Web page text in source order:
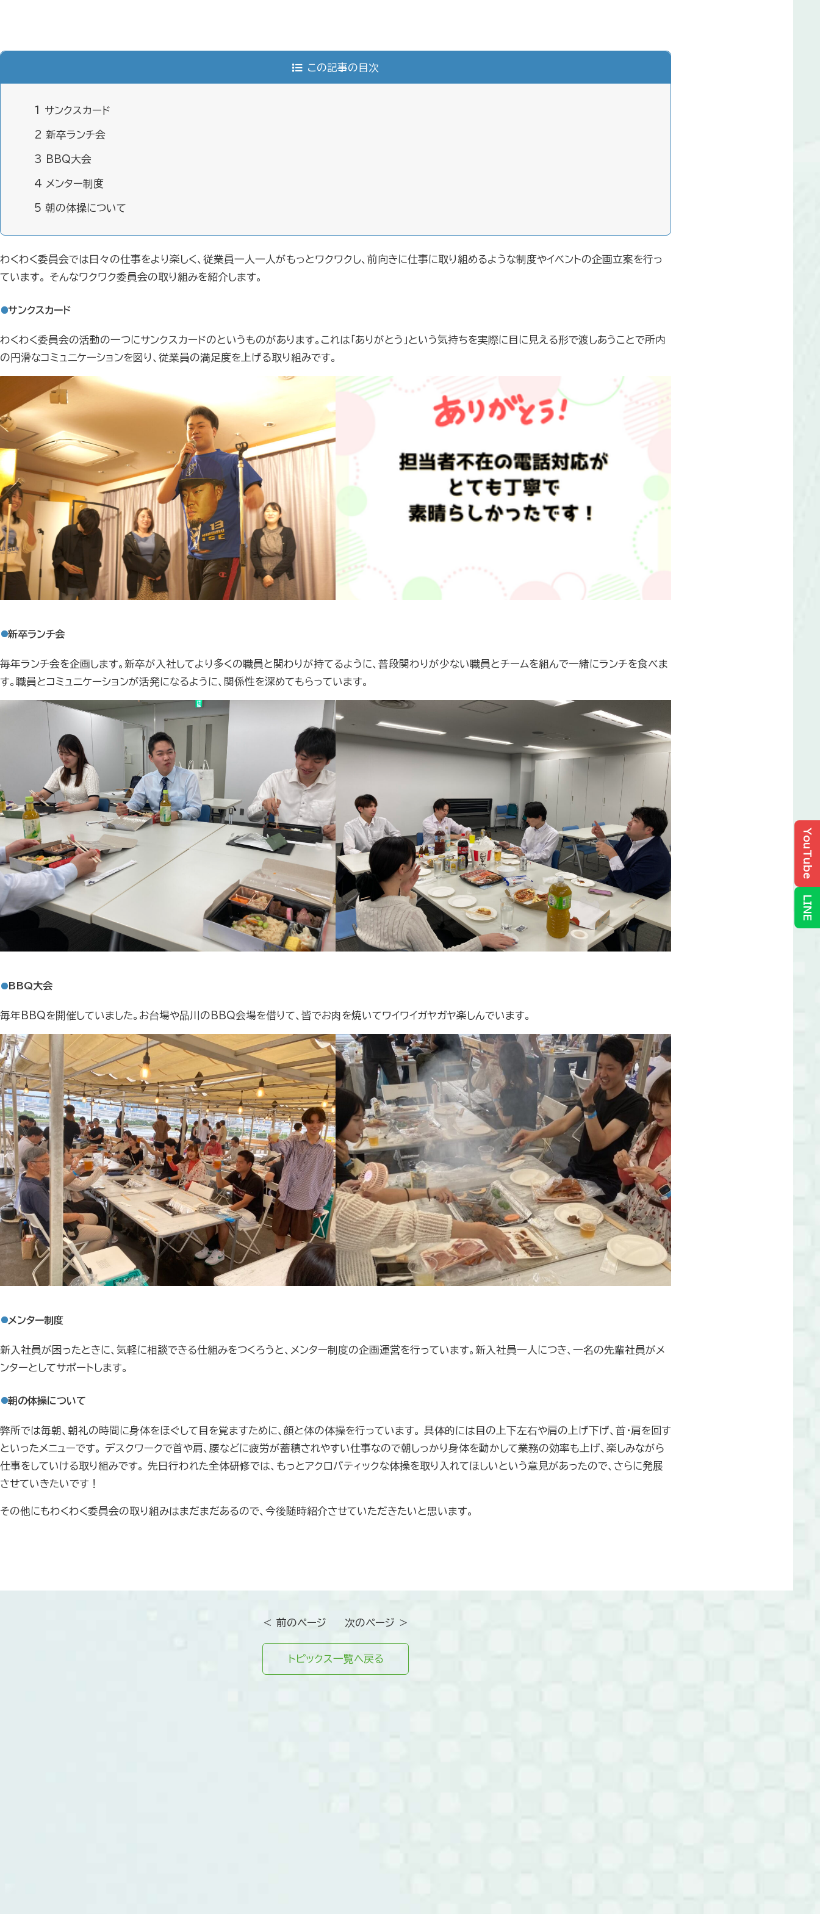
この記事の目次
1 サンクスカード
2 新卒ランチ会
3 BBQ大会
4 メンター制度
5 朝の体操について
わくわく委員会では日々の仕事をより楽しく、従業員一人一人がもっとワクワクし、前向きに仕事に取り組めるような制度やイベントの企画立案を行っ
ています。 そんなワクワク委員会の取り組みを紹介します。
サンクスカード
わくわく委員会の活動の一つにサンクスカードのというものがあります。これは「ありがとう」という気持ちを実際に目に見える形で渡しあうことで所内
の円滑なコミュニケーションを図り、従業員の満足度を上げる取り組みです。
新卒ランチ会
毎年ランチ会を企画します。新卒が入社してより多くの職員と関わりが持てるように、普段関わりが少ない職員とチームを組んで一緒にランチを食べま
す。職員とコミュニケーションが活発になるように、関係性を深めてもらっています。
BBQ大会
毎年BBQを開催していました。お台場や品川のBBQ会場を借りて、皆でお肉を焼いてワイワイガヤガヤ楽しんでいます。
メンター制度
新入社員が困ったときに、気軽に相談できる仕組みをつくろうと、メンター制度の企画運営を行っています。新入社員一人につき、一名の先輩社員がメ
ンターとしてサポートします。
朝の体操について
弊所では毎朝、朝礼の時間に身体をほぐして目を覚ますために、顔と体の体操を行っています。 具体的には目の上下左右や肩の上げ下げ、首・肩を回す
といったメニューです。 デスクワークで首や肩、腰などに疲労が蓄積されやすい仕事なので朝しっかり身体を動かして業務の効率も上げ、楽しみながら
仕事をしていける取り組みです。 先日行われた全体研修では、もっとアクロバティックな体操を取り入れてほしいという意見があったので、さらに発展
させていきたいです！
その他にもわくわく委員会の取り組みはまだまだあるので、今後随時紹介させていただきたいと思います。
＜ 前のページ 次のページ ＞
トピックス一覧へ戻る
YouTube
LINE